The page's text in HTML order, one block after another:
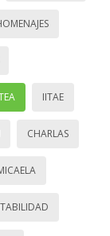
IITAE
CHARLAS